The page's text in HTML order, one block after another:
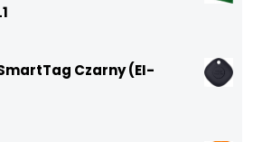
Czarny (EI-